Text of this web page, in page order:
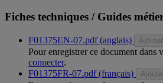
Fiches techniques / Guides
F01375EN-07.pdf (anglais)
Pour enregistrer ce document dans
connecter.
F01375FR-07.pdf (français)